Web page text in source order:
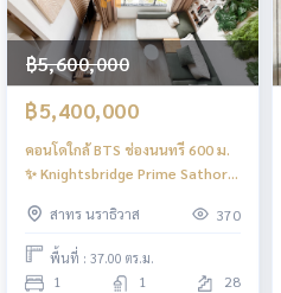
฿5,600,000
฿5,400,000
คอนโดใกล้ BTS ช่องนนทรี 600 ม.
✨ Knightsbridge Prime Sathorn
ไนท์บริดจ์ ไพร์ม สาทร / 1 ห้องนอน
สาทร นราธิวาส 370
พื้นที่ : 37.00 ตร.ม.
1 1 28